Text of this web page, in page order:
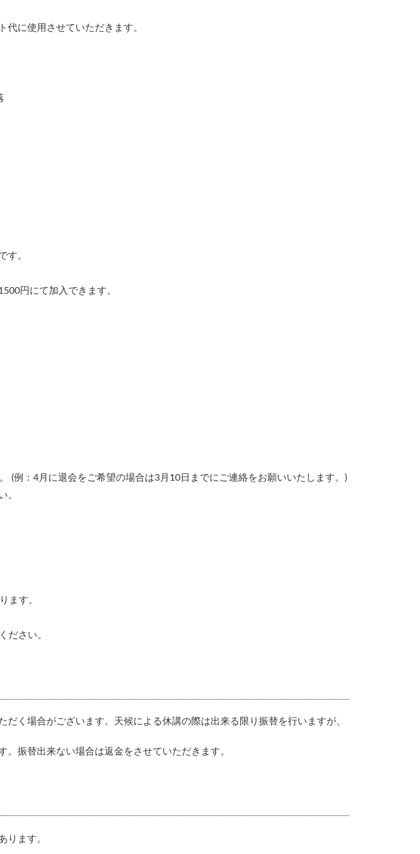
に使用させていただきます。
す。
円にて加入できます。
(例：4月に退会をご希望の場合は3月10日までにご連絡をお願いいたします。)
。
ます。
ださい。
く場合がございます。天候による休講の際は出来る限り振替を行いますが、
振替出来ない場合は返金をさせていただきます。
ります。